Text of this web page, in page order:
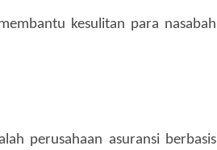
kesulitan para nasabah
perusahaan asuransi berbasis